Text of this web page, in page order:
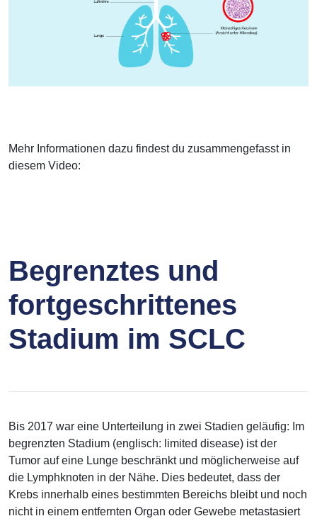
Mehr Informationen dazu findest du zusammengefasst in
diesem Video:
Begrenztes und
fortgeschrittenes
Stadium im SCLC
Bis 2017 war eine Unterteilung in zwei Stadien geläufig: Im
begrenzten Stadium (englisch: limited disease) ist der
Tumor auf eine Lunge beschränkt und möglicherweise auf
die Lymphknoten in der Nähe. Dies bedeutet, dass der
Krebs innerhalb eines bestimmten Bereichs bleibt und noch
nicht in einem entfernten Organ oder Gewebe metastasiert